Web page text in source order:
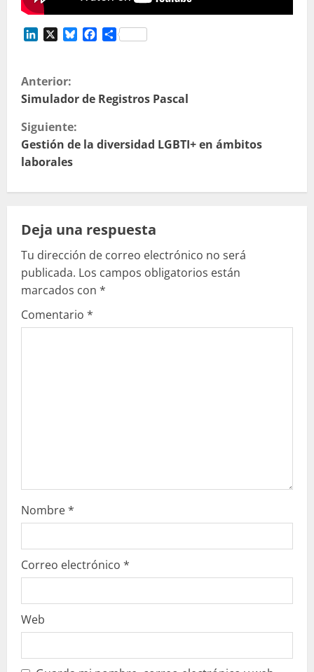
LinkedIn
X BlueskyFacebook
Compartir
S
i
g
u
e
l
e
y
e
Anterior:
Simulador de Registros Pascal
Siguiente:
Gestión de la diversidad LGBTI+ en ámbitos
laborales
Deja una respuesta
Tu dirección de correo electrónico no será
publicada. Los campos obligatorios están
marcados con *
Comentario *
Nombre*
Correo electrónico *
Web